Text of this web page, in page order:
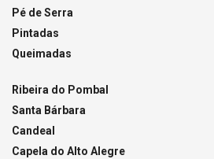
Pé de Serra
Pintadas
Queimadas
Ribeira do Pombal
Santa Bárbara
Candeal
Capela do Alto Alegre